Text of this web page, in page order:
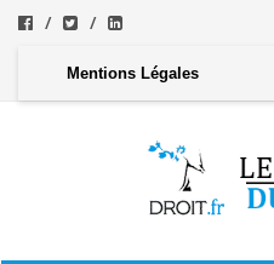
Mentions Légales